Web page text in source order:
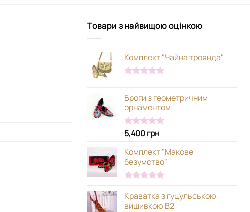
Товари з найвищою оцінкою
Комплект "Чайна троянда"
Броги з геометричним
орнаментом
Оцінено в
з 5
5,400грн
Комплект "Макове
безумство"
5.00з 5
Краватка з гуцульською
вишивкою В2